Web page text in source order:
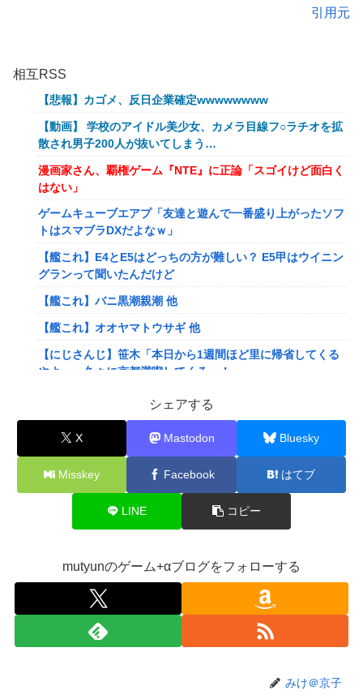
引用元
相互RSS
【悲報】カゴメ、反日企業確定wwwwwwww
【動画】 学校のアイドル美少女、カメラ目線フ○ラチオを拡
散され男子200人が抜いてしまう…
漫画家さん、覇権ゲーム『NTE』に正論「スゴイけど面白く
はない」
ゲームキューブエアプ「友達と遊んで一番盛り上がったソフ
トはスマブラDXだよなｗ」
【艦これ】E4とE5はどっちの方が難しい？ E5甲はウイニン
グランって聞いたんだけど
【艦これ】バニ黒潮親潮 他
【艦これ】オオヤマトウサギ 他
【にじさんじ】笹木「本日から1週間ほど里に帰省してくる
やよ～。久々に京都満喫してくるっ！」
【にじさんじ】ののは、初の後輩コラボ！あゆゆとおはなし
「なかよくなれるかな？！」【8/7(金)20:00】
【VTuber】Google Play初のトーク番組「選抜！推しナイ
ン発表会」発表へ！8名が推しキャラクターの魅力を語り合
う【8/6(木)18:00】
とーーーーーーーーにおもんない！！！！」→炎上
ロロの演劇のせいで2人も無駄死ににwwww
【画像】石川佳純さん(31)の体、エッッッッッッッッッッッ
ッッッッッッ！
【速報】熊本イオンモール、爆発の原因は『これ』の可能性
シェアする
X Mastodon Bluesky
Misskey Facebook はてブ
LINE コピー
mutyunのゲーム+αブログをフォローする
みけ＠京子